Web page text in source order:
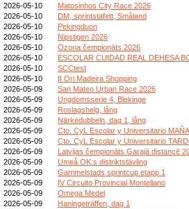
2026-05-10
Matosinhos City Race 2026
2026-05-10
DM, sprintstafett, Småland
2026-05-10
Pekingduon
2026-05-10
Nipstigen 2026
2026-05-10
Ozona čempionāts 2026
2026-05-10
ESCOLAR CUIDAD REAL DEHESA
2026-05-10
SCCtest
2026-05-10
II Ori Madeira Shopping
2026-05-09
San Mateo Urban Race 2026
2026-05-09
Ungdomsserie 4, Blekinge
2026-05-09
Roslagshelg, lång
2026-05-09
Närkedubbeln, dag 1, lång
2026-05-09
Cto. CyL Escolar y Universitario
2026-05-09
Cto. CyL Escolar y Universitario
2026-05-09
Latvijas čempionāts Garajā distancē
2026-05-09
Umeå OK:s distriktstävling
2026-05-09
Gammelstads sprintcup etapp 1
2026-05-09
IV Circuito Provincial Montellano
2026-05-09
Omega Medel
2026-05-09
Haningeträffen, dag 1